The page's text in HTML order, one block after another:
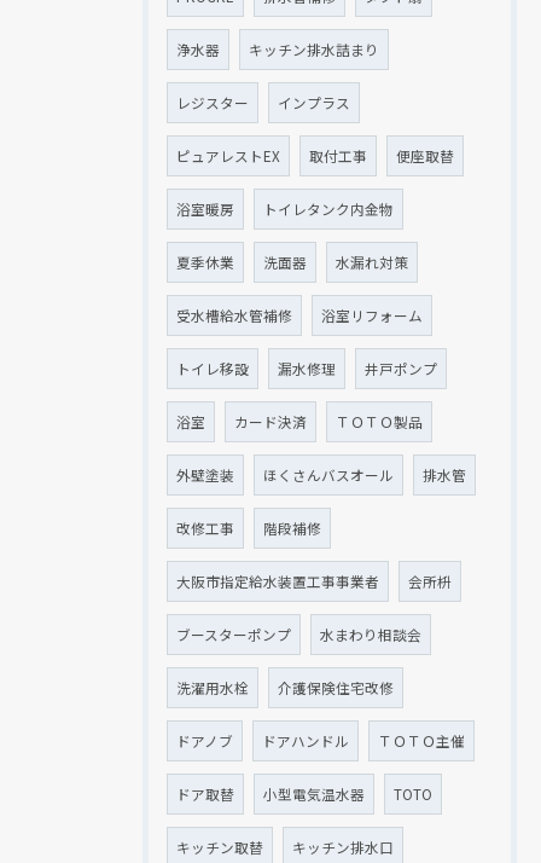
浄水器 キッチン排水詰まり
レジスター インプラス
ピュアレストEX 取付工事 便座取替
浴室暖房 トイレタンク内金物
夏季休業 洗面器 水漏れ対策
受水槽給水管補修 浴室リフォーム
トイレ移設 漏水修理 井戸ポンプ
浴室 カード決済 ＴＯＴＯ製品
外壁塗装 ほくさんバスオール 排水管
改修工事 階段補修
大阪市指定給水装置工事事業者 会所枡
ブースターポンプ 水まわり相談会
洗濯用水栓 介護保険住宅改修
ドアノブ ドアハンドル ＴＯＴＯ主催
ドア取替 小型電気温水器 TOTO
キッチン取替 キッチン排水口